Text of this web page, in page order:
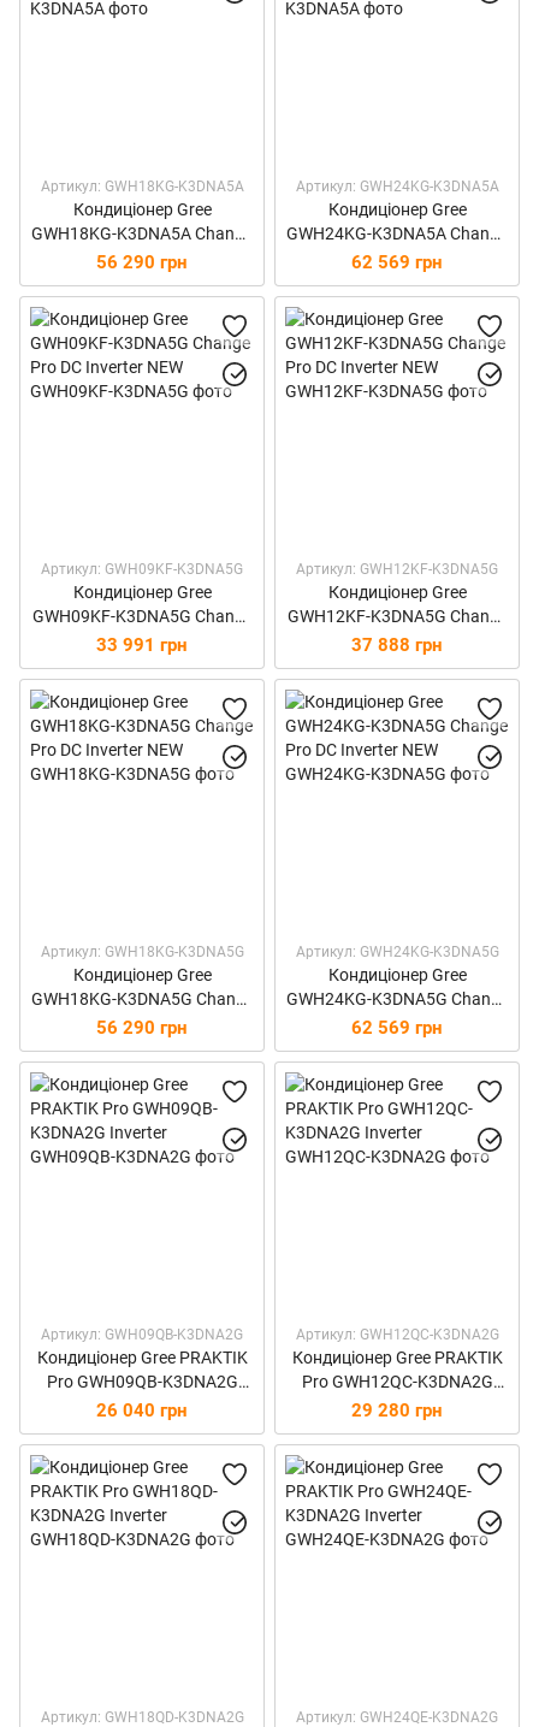
Артикул: GWH18KG-K3DNA5A
Кондиціонер Gree
GWH18KG-K3DNA5A Change
DC Inverter
56 290 грн
Артикул: GWH24KG-K3DNA5A
Кондиціонер Gree
GWH24KG-K3DNA5A Change
DC Inverter
62 569 грн
Артикул: GWH09KF-K3DNA5G
Кондиціонер Gree
GWH09KF-K3DNA5G Change
Pro DC Inverter NEW
33 991 грн
Артикул: GWH12KF-K3DNA5G
Кондиціонер Gree
GWH12KF-K3DNA5G Change
Pro DC Inverter NEW
37 888 грн
Артикул: GWH18KG-K3DNA5G
Кондиціонер Gree
GWH18KG-K3DNA5G Change
Pro DC Inverter NEW
56 290 грн
Артикул: GWH24KG-K3DNA5G
Кондиціонер Gree
GWH24KG-K3DNA5G Change
Pro DC Inverter NEW
62 569 грн
Артикул: GWH09QB-K3DNA2G
Кондиціонер Gree PRAKTIK
Pro GWH09QB-K3DNA2G
Inverter
26 040 грн
Артикул: GWH12QC-K3DNA2G
Кондиціонер Gree PRAKTIK
Pro GWH12QC-K3DNA2G
Inverter
29 280 грн
Артикул: GWH18QD-K3DNA2G Артикул: GWH24QE-K3DNA2G